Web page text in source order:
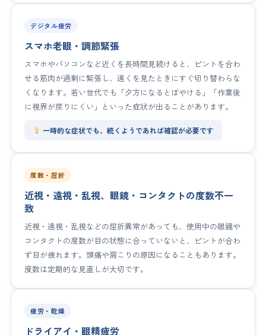
デジタル疲労
スマホ老眼・調節緊張
スマホやパソコンなど近くを長時間見続けると、ピントを合わ
せる筋肉が過剰に緊張し、遠くを見たときにすぐ切り替わらな
くなります。若い世代でも「夕方になるとぼやける」「作業後
に視界が戻りにくい」といった症状が出ることがあります。
一時的な症状でも、続くようであれば確認が必要です
度数・屈折
近視・遠視・乱視、眼鏡・コンタクトの度数不一
致
近視・遠視・乱視などの屈折異常があっても、使用中の眼鏡や
コンタクトの度数が目の状態に合っていないと、ピントが合わ
ず目が疲れます。頭痛や肩こりの原因になることもあります。
度数は定期的な見直しが大切です。
疲労・乾燥
ドライアイ・眼精疲労